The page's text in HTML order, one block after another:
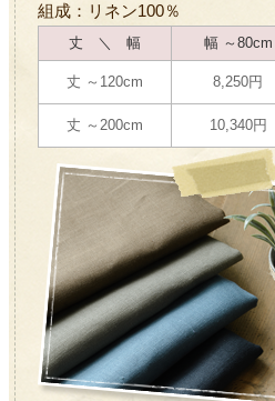
組成：リネン100％
丈 ＼ 幅 幅 ～80cm
丈 ～120cm 8,250円
丈 ～200cm 10,340円